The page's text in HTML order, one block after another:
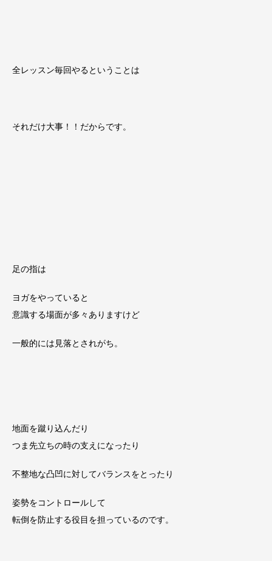
全レッスン毎回やるということは
それだけ大事！！だからです。
足の指は
ヨガをやっていると
意識する場面が多々ありますけど
一般的には見落とされがち。
地面を蹴り込んだり
つま先立ちの時の支えになったり
不整地な凸凹に対してバランスをとったり
姿勢をコントロールして
転倒を防止する役目を担っているのです。